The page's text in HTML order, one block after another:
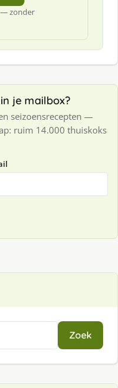
— zonder
je mailbox?
seizoensrecepten —
ruim 14.000 thuiskoks
Zoek